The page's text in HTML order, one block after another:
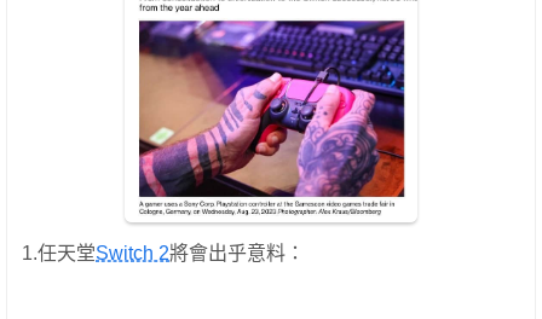
1.任天堂Switch 2將會出乎意料：